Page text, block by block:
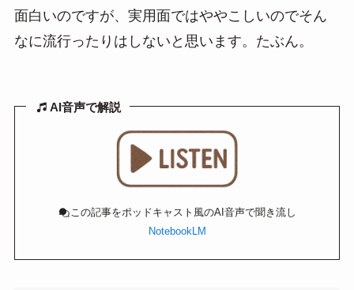
面白いのですが、実用面ではややこしいのでそん
なに流行ったりはしないと思います。たぶん。
AI音声で解説
この記事をポッドキャスト風のAI音声で聞き流し
NotebookLM